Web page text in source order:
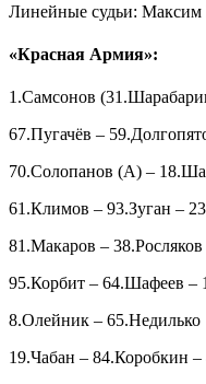
Линейные судьи:
«Красная Армия»:
1.Самсонов
67.Пугачёв –
70.Солопанов (А) –
61.Климов – 93.Зуган –
81.Макаров – 38.Росляков
95.Корбит – 64.Шафеев –
8.Олейник – 65.Недилько
19.Чабан – 84.Коробкин